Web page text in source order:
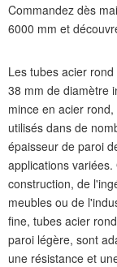
Commandez dès
6000 mm et
Les tubes acier
38 mm de diamètre
mince en acier
utilisés dans de
épaisseur de paroi
applications
construction, de
meubles ou de
fine, tubes acier
paroi légère, sont
une résistance et